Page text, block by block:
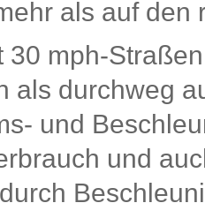
als auf
30 mph-
als durchweg
und
und